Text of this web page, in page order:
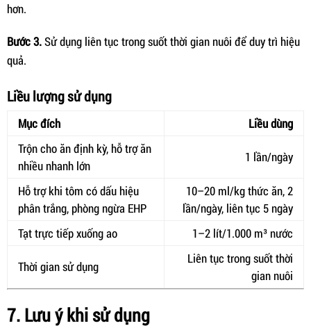
hơn.
Bước 3.Sử dụng liên tục trong suốt thời gian nuôi để duy trì hiệu
quả.
Liều lượng sử dụng
Mục đích
Liều dùng
Trộn cho ăn định kỳ, hỗ trợ ăn
nhiều nhanh lớn
1 lần/ngày
Hỗ trợ khi tôm có dấu hiệu
phân trắng, phòng ngừa EHP
10–20 ml/kg thức ăn, 2
lần/ngày, liên tục 5 ngày
Tạt trực tiếp xuống ao
1–2 lít/1.000 m³ nước
Thời gian sử dụng
Liên tục trong suốt thời
gian nuôi
7. Lưu ý khi sử dụng